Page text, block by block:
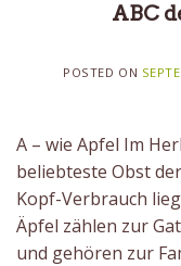
ABC
POSTED ON
A – wie Apfel Im
beliebteste Obst
Kopf-Verbrauch
Äpfel zählen zur
und gehören zur